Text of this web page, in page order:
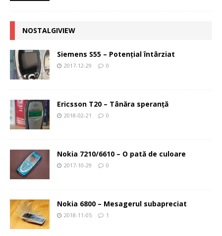
NOSTALGIVIEW
Siemens S55 – Potenţial întârziat
2017-12-29 0
Ericsson T20 – Tânăra speranţă
2018-02-21 0
Nokia 7210/6610 – O pată de culoare
2017-10-29 0
Nokia 6800 – Mesagerul subapreciat
2018-11-05 1